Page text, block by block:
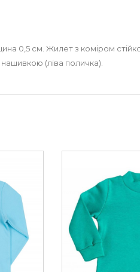
0,5 см. Жилет з коміром
(ліва поличка).